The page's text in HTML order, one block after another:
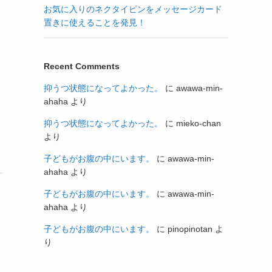
お気に入りのネクタイピンをメッセージカード
置きに使えることを発見！
Recent Comments
抑うつ状態になってよかった。 に awawa-min-
ahaha より
抑うつ状態になってよかった。 に mieko-chan
より
子どもがお腹の中にいます。 に awawa-min-
ahaha より
子どもがお腹の中にいます。 に awawa-min-
ahaha より
子どもがお腹の中にいます。 に pinopinotan よ
り